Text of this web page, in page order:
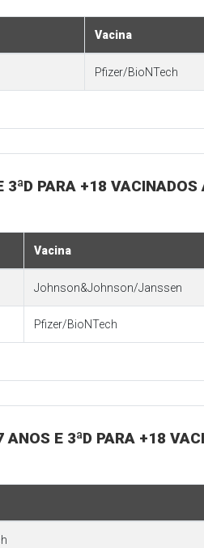
Vacina
Pfizer/BioNTech
3ªD PARA +18
Vacina
Johnson&Johnson/Janssen
Pfizer/BioNTech
E 3ªD PARA +18